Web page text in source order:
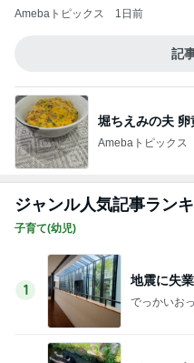
Amebaトピックス 1日前
記
堀ちえみの夫
Amebaトピックス
ジャンル人気記事ラン
子育て(幼児)
1
地震に失
でっかいお